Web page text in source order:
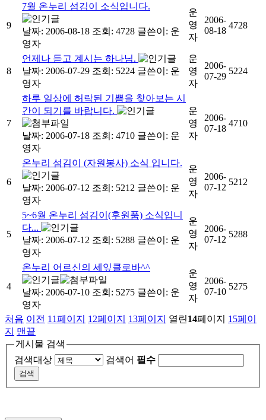
9
7월 온누리 섬김이 소식입니다.
날짜: 2006-08-18 조회: 4728 글쓴이: 운
영자
운
영
자
2006-
08-18
4728
8
언제나 듣고 계시는 하나님.
날짜: 2006-07-29 조회: 5224 글쓴이: 운
영자
운
영
자
2006-
07-29
5224
7
하루 일상에 허락된 기쁨을 찾아보는 시
간이 되기를 바랍니다.
날짜: 2006-07-18 조회: 4710 글쓴이: 운
영자
운
영
자
2006-
07-18
4710
6
온누리 섬김이 (자원봉사) 소식 입니다.
날짜: 2006-07-12 조회: 5212 글쓴이: 운
영자
운
영
자
2006-
07-12
5212
5
5~6월 온누리 섬김이(후원품) 소식입니
다...
날짜: 2006-07-12 조회: 5288 글쓴이: 운
영자
운
영
자
2006-
07-12
5288
4
온누리 어르신의 세잎클로바^^
날짜: 2006-07-10 조회: 5275 글쓴이: 운
영자
운
영
자
2006-
07-10
5275
처음 이전 11페이지 12페이지 13페이지 열린14페이지 15페이
지
맨끝
게시물 검색
검색대상
검색어 필수